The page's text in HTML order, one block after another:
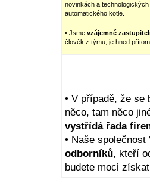
novinkách a
automatického kotle.
• Jsme vzájemně
člověk z týmu, je hned
• V případě, že se
něco, tam něco
vystřídá řada
• Naše
odborníků, kteří
budete moci